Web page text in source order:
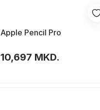
Apple Pencil Pro
10,697 MKD.